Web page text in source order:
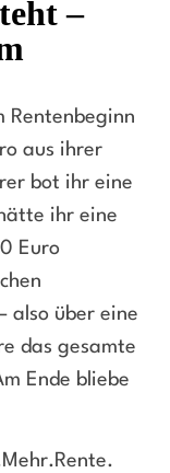
–
Rentenbeginn
aus ihrer
bot ihr eine
ihr eine
Euro
also über eine
das gesamte
Ende bliebe